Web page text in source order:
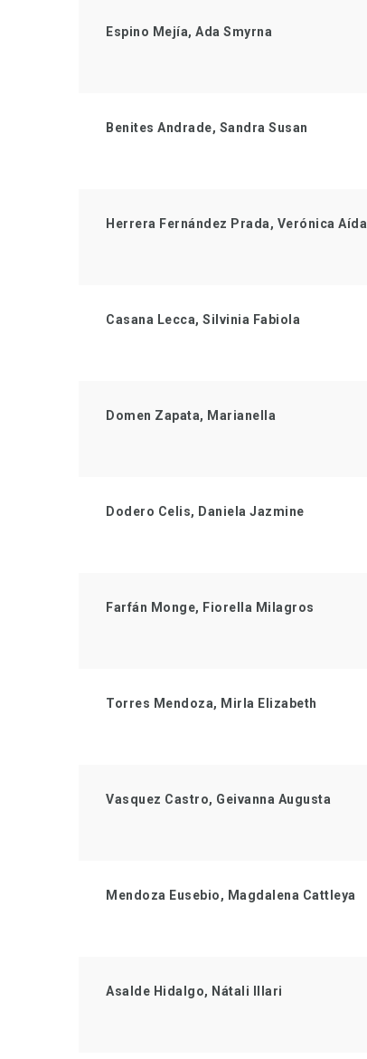
Espino Mejía, Ada Smyrna
Benites Andrade, Sandra Susan
Herrera Fernández Prada, Verónica Aída
Casana Lecca, Silvinia Fabiola
Domen Zapata, Marianella
Dodero Celis, Daniela Jazmine
Farfán Monge, Fiorella Milagros
Torres Mendoza, Mirla Elizabeth
Vasquez Castro, Geivanna Augusta
Mendoza Eusebio, Magdalena Cattleya
Asalde Hidalgo, Nátali Illari